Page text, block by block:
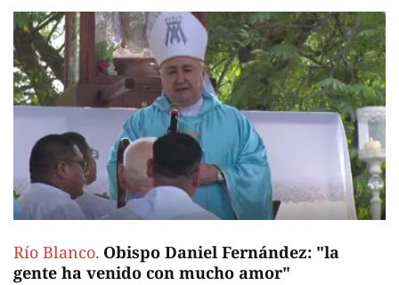
Río Blanco. Obispo Daniel Fernández: "la
gente ha venido con mucho amor"